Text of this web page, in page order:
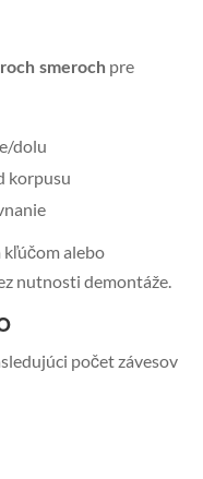
smeroch pre
dolu
korpusu
kľúčom alebo
nutnosti demontáže.
počet závesov